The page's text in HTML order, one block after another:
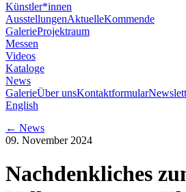
Künstler*innen
AusstellungenAktuelleKommende
GalerieProjektraum
Messen
Videos
Kataloge
News
GalerieÜber unsKontaktformular
English
← News
09. November 2024
Nachdenkliches